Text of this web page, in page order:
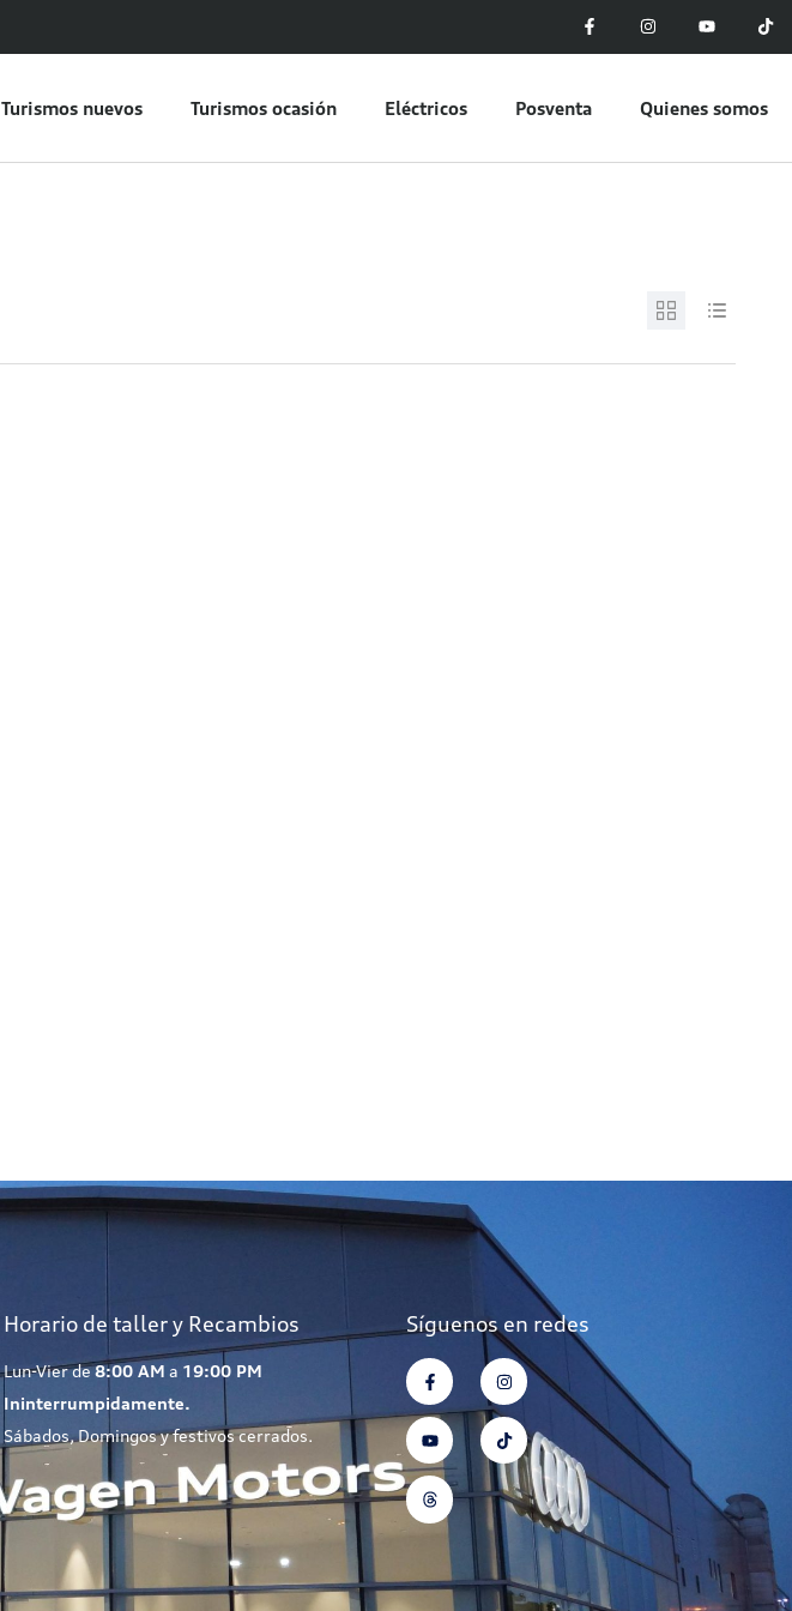
Turismos nuevos Turismos ocasión Eléctricos Posventa Quienes somos
Horario de taller y Recambios
Lun-Vier de8:00 AM a 19:00 PM
Ininterrumpidamente.
Sábados, Domingos y festivos cerrados.
Síguenos en redes